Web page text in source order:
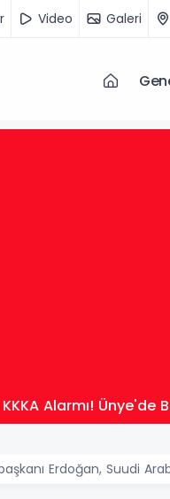
Video Galeri
KKKA Alarmı! Ünye'de
Erdoğan, Suudi